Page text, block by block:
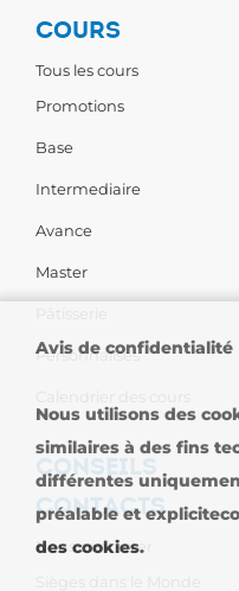
COURS
Tous les cours
Promotions
Base
Intermediaire
Avance
Master
Personnalises
CONSEILS
CONTACTS
Nous contacter
Avis de confidentialité
Nous utilisons des
similaires à des fins
différentes
préalable et
des cookies.